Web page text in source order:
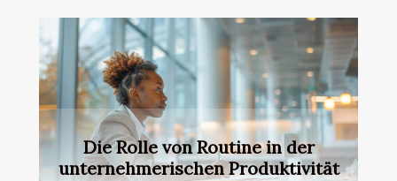
Die Rolle von Routine in der
unternehmerischen Produktivität